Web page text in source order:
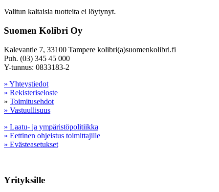
Valitun kaltaisia tuotteita ei löytynyt.
Suomen Kolibri Oy
Kalevantie 7, 33100 Tampere kolibri(a)suomenkolibri.fi
Puh. (03) 345 45 000
Y-tunnus: 0833183-2
» Yhteystiedot
» Rekisteriseloste
» Toimitusehdot
» Vastuullisuus
» Laatu- ja ympäristöpolitiikka
» Eettinen ohjeistus toimittajille
» Evästeasetukset
Yrityksille